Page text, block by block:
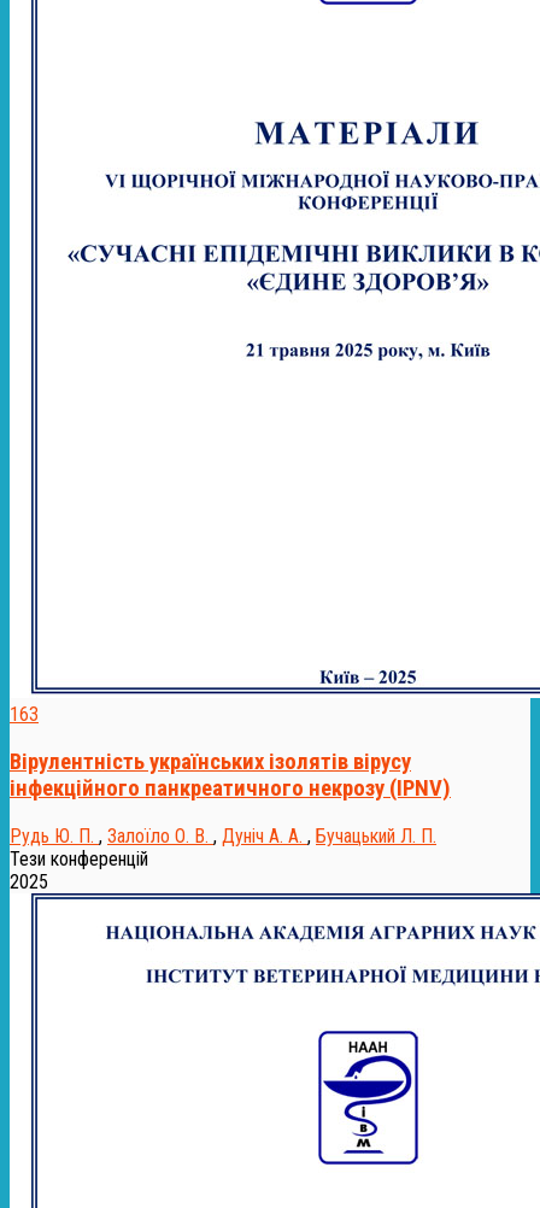
163
Вірулентність українських ізолятів вірусу
інфекційного панкреатичного некрозу (IPNV)
Рудь Ю. П. , Залоїло О. В. , Дуніч А. А. , Бучацький Л. П.
Тези конференцій
2025